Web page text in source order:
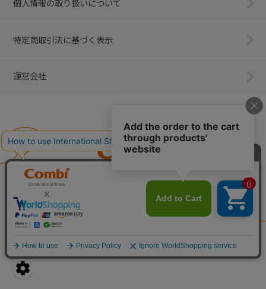
個人情報の取り扱いについて
特定商取引法に基づく表示
運営会社
子育てに、イノベーションを。
ベビー用品のコンビ株式会社
All Right Reserved. Copyright © Combi Corporation.